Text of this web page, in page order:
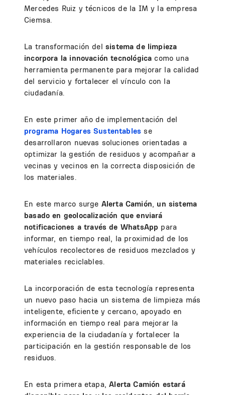
Mercedes Ruiz y técnicos de la IM y la empresa
Ciemsa.
La transformación del sistema de limpieza
incorpora la innovación tecnológica como una
herramienta permanente para mejorar la calidad
del servicio y fortalecer el vínculo con la
ciudadanía.
En este primer año de implementación del
programa Hogares Sustentables se
desarrollaron nuevas soluciones orientadas a
optimizar la gestión de residuos y acompañar a
vecinas y vecinos en la correcta disposición de
los materiales.
En este marco surge Alerta Camión, un sistema
basado en geolocalización que enviará
notificaciones a través de WhatsApp para
informar, en tiempo real, la proximidad de los
vehículos recolectores de residuos mezclados y
materiales reciclables.
La incorporación de esta tecnología representa
un nuevo paso hacia un sistema de limpieza más
inteligente, eficiente y cercano, apoyado en
información en tiempo real para mejorar la
experiencia de la ciudadanía y fortalecer la
participación en la gestión responsable de los
residuos.
En esta primera etapa,Alerta Camión estará